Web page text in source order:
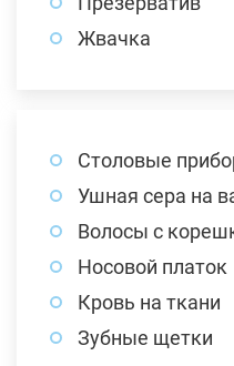
Жвачка
Столовые
Ушная сера на
Волосы с
Носовой платок
Кровь на ткани
Зубные щетки